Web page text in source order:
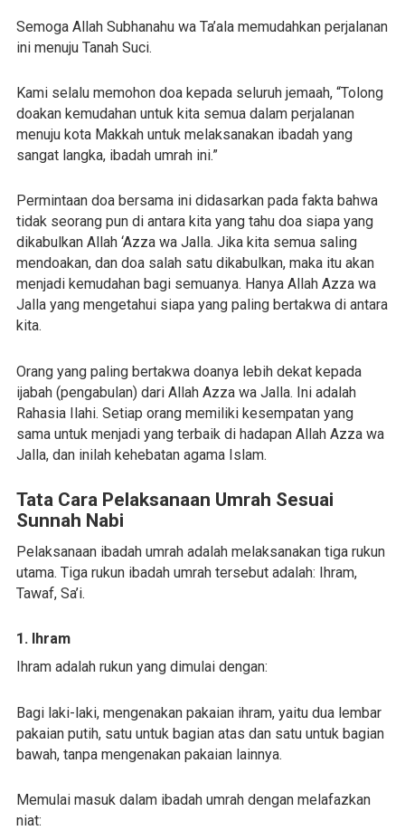
Semoga Allah Subhanahu wa Ta’ala memudahkan perjalanan
ini menuju Tanah Suci.
Kami selalu memohon doa kepada seluruh jemaah, “Tolong
doakan kemudahan untuk kita semua dalam perjalanan
menuju kota Makkah untuk melaksanakan ibadah yang
sangat langka, ibadah umrah ini.”
Permintaan doa bersama ini didasarkan pada fakta bahwa
tidak seorang pun di antara kita yang tahu doa siapa yang
dikabulkan Allah ‘Azza wa Jalla. Jika kita semua saling
mendoakan, dan doa salah satu dikabulkan, maka itu akan
menjadi kemudahan bagi semuanya. Hanya Allah Azza wa
Jalla yang mengetahui siapa yang paling bertakwa di antara
kita.
Orang yang paling bertakwa doanya lebih dekat kepada
ijabah (pengabulan) dari Allah Azza wa Jalla. Ini adalah
Rahasia Ilahi. Setiap orang memiliki kesempatan yang
sama untuk menjadi yang terbaik di hadapan Allah Azza wa
Jalla, dan inilah kehebatan agama Islam.
Tata Cara Pelaksanaan Umrah Sesuai
Sunnah Nabi
Pelaksanaan ibadah umrah adalah melaksanakan tiga rukun
utama. Tiga rukun ibadah umrah tersebut adalah: Ihram,
Tawaf, Sa’i.
1. Ihram
Ihram adalah rukun yang dimulai dengan:
Bagi laki-laki, mengenakan pakaian ihram, yaitu dua lembar
pakaian putih, satu untuk bagian atas dan satu untuk bagian
bawah, tanpa mengenakan pakaian lainnya.
Memulai masuk dalam ibadah umrah dengan melafazkan
niat: